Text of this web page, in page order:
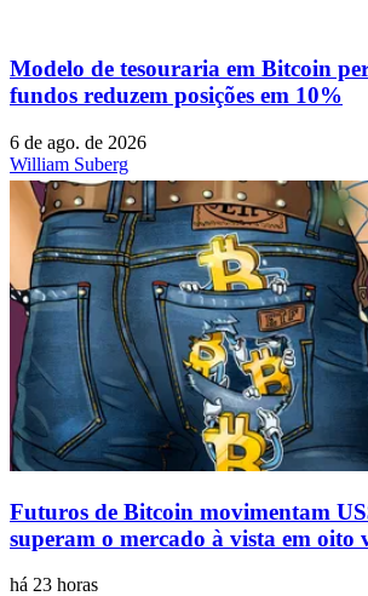
Modelo de tesouraria em Bitcoin
fundos reduzem posições em 10%
6 de ago. de 2026
William Suberg
Futuros de Bitcoin movimentam
superam o mercado à vista em oito
há 23 horas